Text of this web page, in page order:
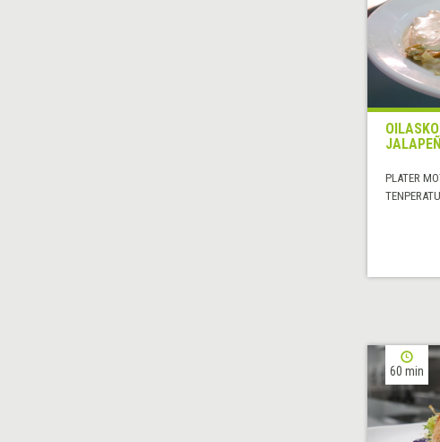
PLATER
60 min